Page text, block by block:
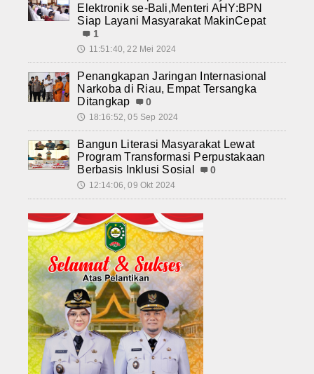
Elektronik se-Bali,Menteri AHY:BPN
Siap Layani Masyarakat MakinCepat
1
🕔 11:51:40, 22 Mei 2024
Penangkapan Jaringan Internasional
Narkoba di Riau, Empat Tersangka
Ditangkap
0
🕔 18:16:52, 05 Sep 2024
Bangun Literasi Masyarakat Lewat
Program Transformasi Perpustakaan
Berbasis Inklusi Sosial
0
🕔 12:14:06, 09 Okt 2024